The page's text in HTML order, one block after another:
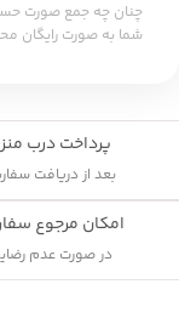
شما به صورت رایگان
پرداخت درب
بعد از دریافت
امکان مرجوع
در صورت عدم